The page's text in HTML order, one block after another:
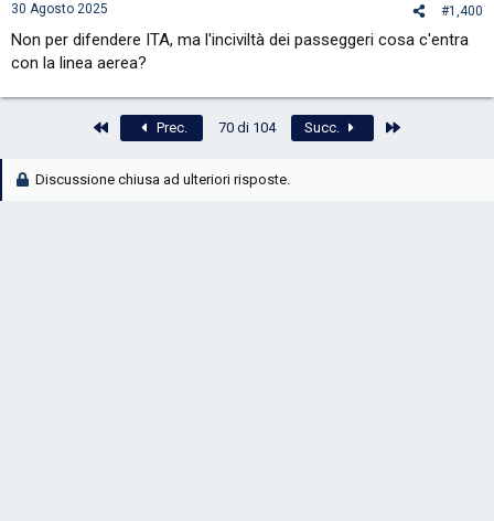
30 Agosto 2025 #1,400
Non per difendere ITA, ma l'inciviltà dei passeggeri cosa c'entra
con la linea aerea?
Primo Prec. 70 di 104 Succ.
Discussione chiusa ad ulteriori risposte.